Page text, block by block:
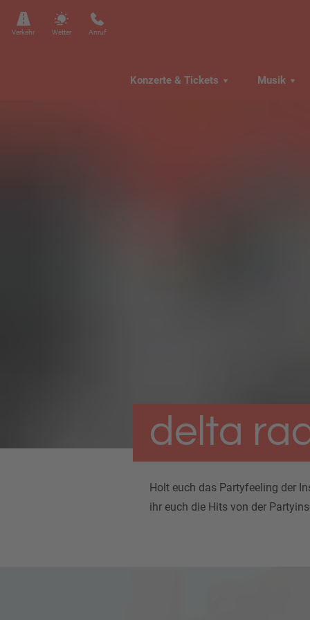
Verkehr Wetter Anruf
Konzerte & Tickets Musik
delta
Holt euch das Partyfeeling der
ihr euch die Hits von der